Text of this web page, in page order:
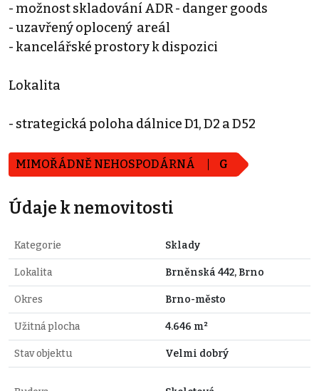
- možnost skladování ADR - danger goods
- uzavřený oplocený areál
- kancelářské prostory k dispozici
Lokalita
- strategická poloha dálnice D1, D2 a D52
MIMOŘÁDNĚ NEHOSPODÁRNÁ G
Údaje k nemovitosti
Kategorie Sklady
Lokalita Brněnská 442, Brno
Okres Brno-město
Užitná plocha 4.646 m²
Stav objektu Velmi dobrý